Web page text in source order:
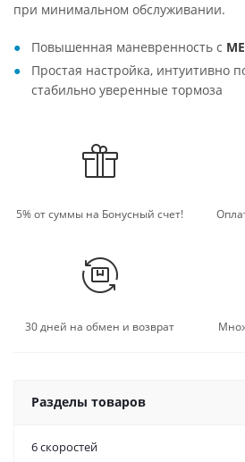
при минимальном обслуживании.
Повышенная маневренность с
Простая настройка, интуитивно
стабильно уверенные тормоза
5% от суммы на Бонусный счет!
30 дней на обмен и возврат
Разделы товаров
6 скоростей